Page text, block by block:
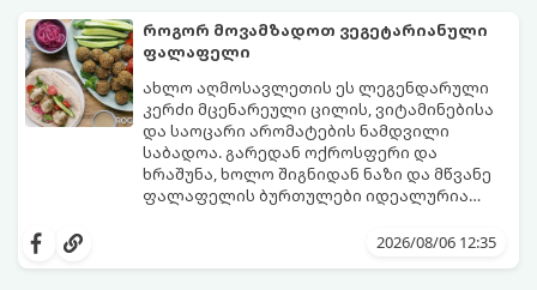
როგორ მოვამზადოთ ვეგეტარიანული
ფალაფელი
ახლო აღმოსავლეთის ეს ლეგენდარული
კერძი მცენარეული ცილის, ვიტამინებისა
და საოცარი არომატების ნამდვილი
საბადოა. გარედან ოქროსფერი და
ხრაშუნა, ხოლო შიგნიდან ნაზი და მწვანე
ფალაფელის ბურთულები იდეალურია
სალათებთან ერთად ან ტახინის (სესამის)
მდგომარეობს, რომ გამოიყენება2026/08/06 12:35